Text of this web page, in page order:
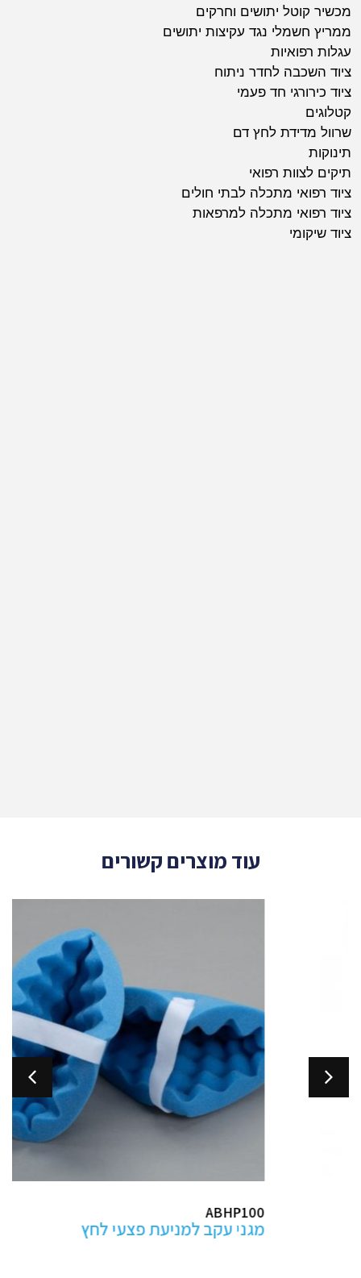
מכשיר קוטל יתושים וחרקים
ממריץ חשמלי נגד עקיצות יתושים
עגלות רפואיות
ציוד השכבה לחדר ניתוח
ציוד כירורגי חד פעמי
קטלוגים
שרוול מדידת לחץ דם
תינוקות
תיקים לצוות רפואי
ציוד רפואי מתכלה לבתי חולים
ציוד רפואי מתכלה למרפאות
ציוד שיקומי
עוד מוצרים קשורים
ABHP100
מגני עקב למניעת פצעי לחץ